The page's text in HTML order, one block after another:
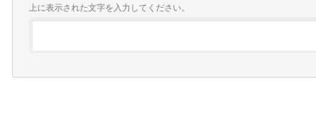
上に表示された文字を入力してください。